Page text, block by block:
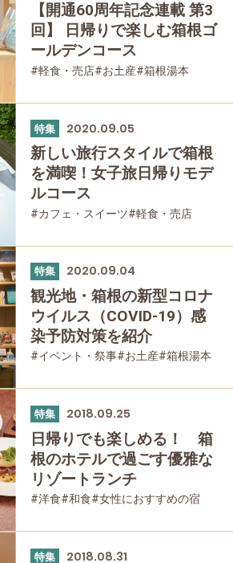
【開通60周年記念連載 第3
回】 日帰りで楽しむ箱根ゴ
ールデンコース
#軽食・売店#お土産#箱根湯本
#日帰り温泉#家族で#グルメ
#乗り物
#公園・自然
特集 2020.09.05
新しい旅行スタイルで箱根
を満喫！女子旅日帰りモデ
ルコース
#カフェ・スイーツ#軽食・売店
#箱根フリーパス#大涌谷#桃源台
#友人グループで #グルメ
#公園・自然
特集 2020.09.04
観光地・箱根の新型コロナ
ウイルス（COVID-19）感
染予防対策を紹介
#イベント・祭事#お土産#箱根湯本
#友人グループで#宿泊#グルメ
#母と娘で
特集 2018.09.25
日帰りでも楽しめる！ 箱
根のホテルで過ごす優雅な
リゾートランチ
#洋食#和食#女性におすすめの宿
#宿泊#グルメ#母と娘で
特集 2018.08.31